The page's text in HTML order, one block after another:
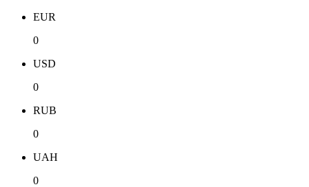
EUR
0
USD
0
RUB
0
UAH
0